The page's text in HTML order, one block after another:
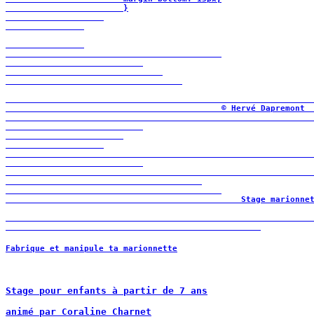
                        }
Stage
Fabrique et manipule ta marionnette
Stage pour enfants à partir de 7 ans
animé par Coraline Charnet